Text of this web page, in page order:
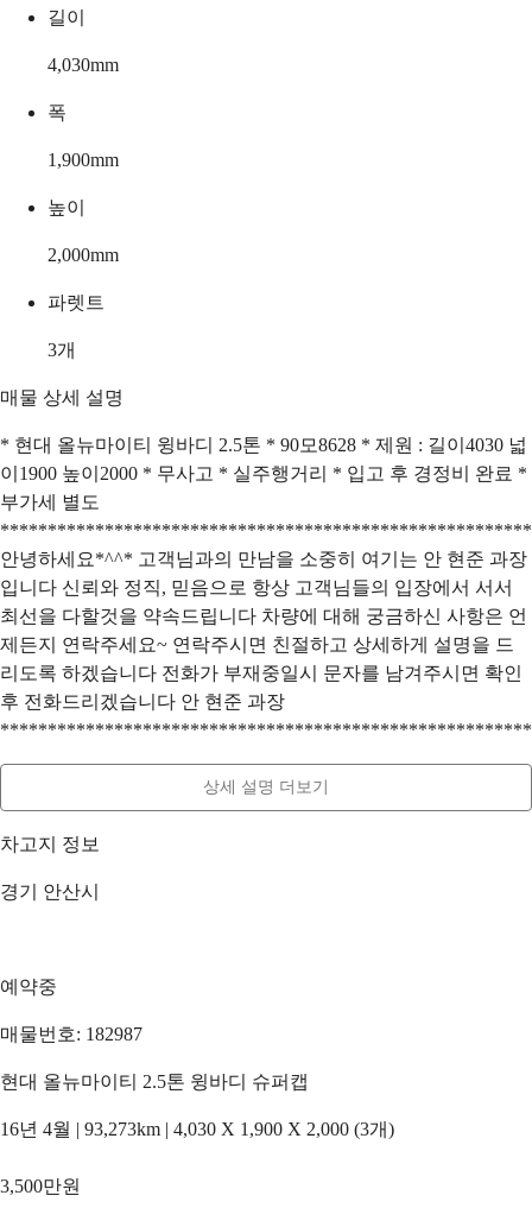
길이
4,030mm
폭
1,900mm
높이
2,000mm
파렛트
3개
매물 상세 설명
* 현대 올뉴마이티 윙바디 2.5톤 * 90모8628 * 제원 : 길이4030 넓
이1900 높이2000 * 무사고 * 실주행거리 * 입고 후 경정비 완료 *
부가세 별도
안녕하세요*^^* 고객님과의 만남을 소중히 여기는 안 현준 과장
입니다 신뢰와 정직, 믿음으로 항상 고객님들의 입장에서 서서
최선을 다할것을 약속드립니다 차량에 대해 궁금하신 사항은 언
제든지 연락주세요~ 연락주시면 친절하고 상세하게 설명을 드
리도록 하겠습니다 전화가 부재중일시 문자를 남겨주시면 확인
후 전화드리겠습니다 안 현준 과장
상세 설명 더보기
차고지 정보
경기 안산시
예약중
매물번호: 182987
현대 올뉴마이티 2.5톤 윙바디 슈퍼캡
16년 4월 | 93,273km | 4,030 X 1,900 X 2,000 (3개)
3,500만원